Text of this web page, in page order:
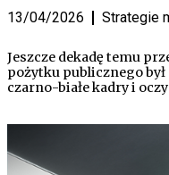
13/04/2026 Strategie
Jeszcze dekadę temu
pożytku publicznego
czarno-białe kadry i